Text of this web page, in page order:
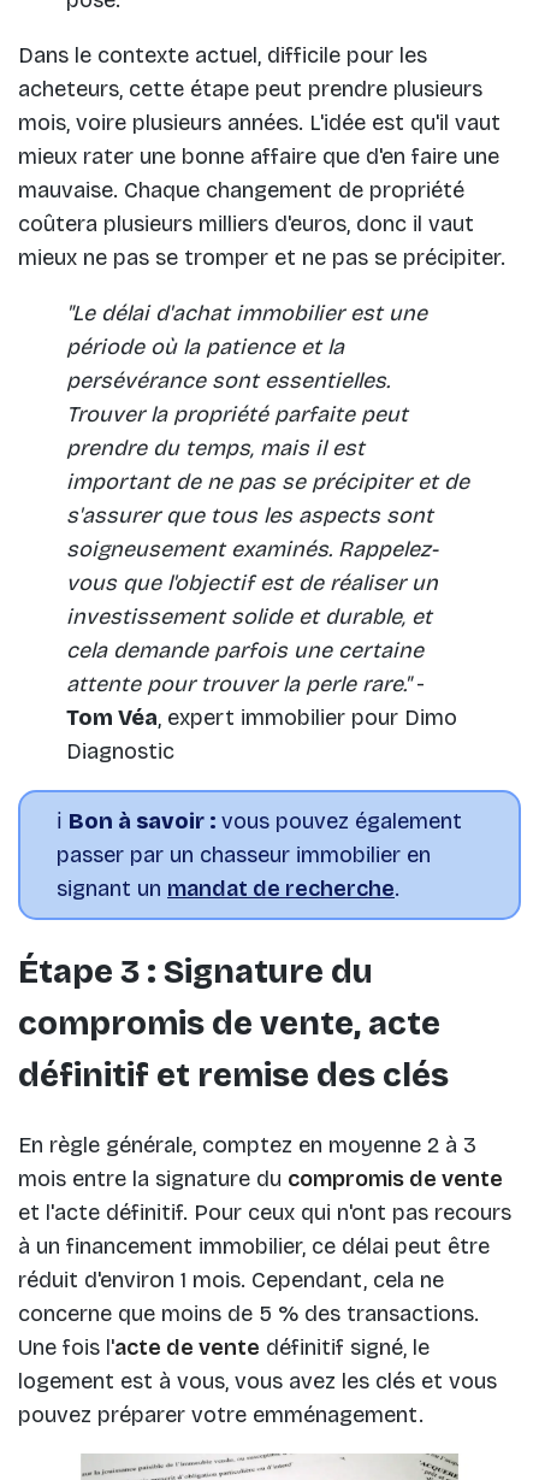
Dans le contexte actuel, difficile pour les
acheteurs, cette étape peut prendre plusieurs
mois, voire plusieurs années. L'idée est qu'il vaut
mieux rater une bonne affaire que d'en faire une
mauvaise. Chaque changement de propriété
coûtera plusieurs milliers d'euros, donc il vaut
mieux ne pas se tromper et ne pas se précipiter.
"Le délai d'achat immobilier est une
période où la patience et la
persévérance sont essentielles.
Trouver la propriété parfaite peut
prendre du temps, mais il est
important de ne pas se précipiter et de
s'assurer que tous les aspects sont
soigneusement examinés. Rappelez-
vous que l'objectif est de réaliser un
investissement solide et durable, et
cela demande parfois une certaine
attente pour trouver la perle rare."-
Tom Véa, expert immobilier pour Dimo
Diagnostic
ℹ️ Bon à savoir : vous pouvez également
passer par un chasseur immobilier en
signant un mandat de recherche.
Étape 3 : Signature du
compromis de vente, acte
définitif et remise des clés
En règle générale, comptez en moyenne 2 à 3
mois entre la signature du compromis de vente
et l'acte définitif. Pour ceux qui n'ont pas recours
à un financement immobilier, ce délai peut être
réduit d'environ 1 mois. Cependant, cela ne
concerne que moins de 5 % des transactions.
Une fois l'acte de vente définitif signé, le
logement est à vous, vous avez les clés et vous
pouvez préparer votre emménagement.